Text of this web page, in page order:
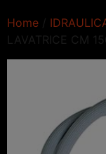
Home /
LAVATRICE CM